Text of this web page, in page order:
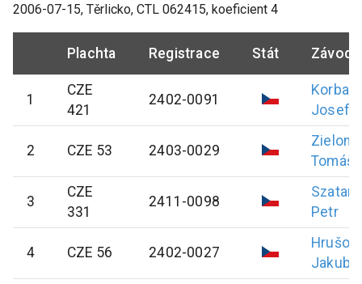
2006-07-15, Těrlicko, CTL 062415, koeficient 4
Plachta Registrace Stát
1
CZE
421
2402-0091
Korbas
Josef
2 CZE 53 2403-0029
Tomáš
3
CZE
331
2411-0098
Petr
4 CZE 56 2402-0027
Jakub